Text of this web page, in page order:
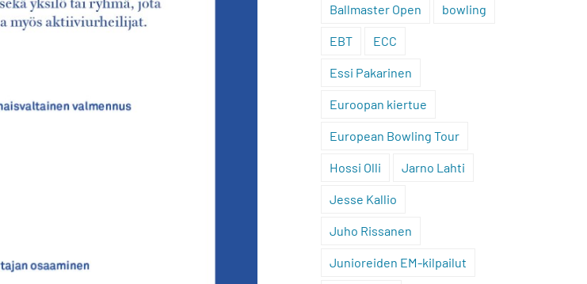
Ballmaster Open bowling
EBT ECC
Essi Pakarinen
Euroopan kiertue
European Bowling Tour
Hossi Olli Jarno Lahti
Jesse Kallio
Juho Rissanen
Junioreiden EM-kilpailut